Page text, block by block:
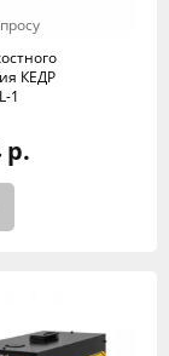
КЕДР
1
р.